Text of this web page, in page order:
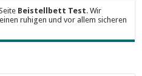
Beistellbett Test. Wir
ruhigen und vor allem sicheren